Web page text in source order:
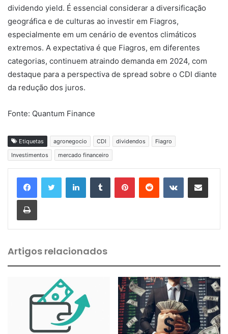
dividendo yield. É essencial considerar a diversificação
geográfica e de culturas ao investir em Fiagros,
especialmente em um cenário de eventos climáticos
extremos. A expectativa é que Fiagros, em diferentes
categorias, continuem atraindo demanda em 2024, com
destaque para a perspectiva de spread sobre o CDI diante
da redução dos juros.
Fonte: Quantum Finance
Etiquetas agronegocio CDI dividendos
Fiagro
Investimentos
mercado financeiro
Artigos relacionados